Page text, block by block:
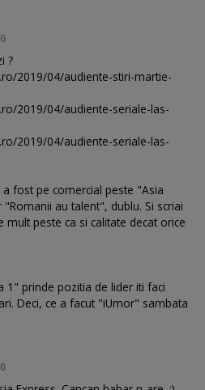
?
2019/04/audiente-stiri-martie-
2019/04/audiente-seriale-las-
2019/04/audiente-seriale-las-
fost pe comercial peste "Asia
"Romanii au talent", dublu. Si scriai
mult peste ca si calitate decat orice
1" prinde pozitia de lider iti faci
Deci, ce a facut "iUmor" sambata